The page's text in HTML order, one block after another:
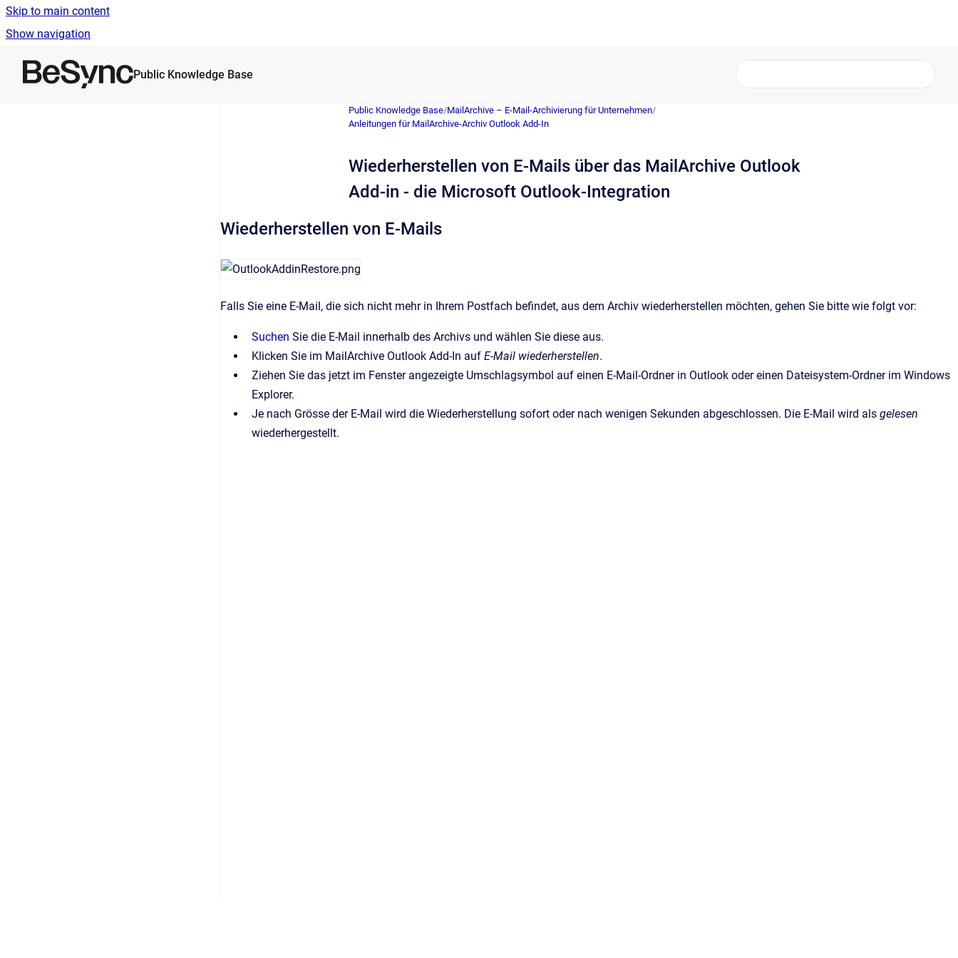
Skip to main content
Show navigation
Public Knowledge Base
Public Knowledge Base/MailArchive – E-Mail-Archivierung für Unternehmen/
Anleitungen für MailArchive-Archiv Outlook Add-In
Wiederherstellen von E-Mails über das MailArchive Outlook
Add-in - die Microsoft Outlook-Integration
Wiederherstellen von E-Mails
Falls Sie eine E-Mail, die sich nicht mehr in Ihrem Postfach befindet, aus dem Archiv wiederherstellen möchten, gehen Sie bitte wie folgt vor:
Suchen Sie die E-Mail innerhalb des Archivs und wählen Sie diese aus.
Klicken Sie im MailArchive Outlook Add-In auf E-Mail wiederherstellen.
Ziehen Sie das jetzt im Fenster angezeigte Umschlagsymbol auf einen E-Mail-Ordner in Outlook oder einen Dateisystem-Ordner im Windows
Explorer.
Je nach Grösse der E-Mail wird die Wiederherstellung sofort oder nach wenigen Sekunden abgeschlossen. Die E-Mail wird als gelesen
wiederhergestellt.